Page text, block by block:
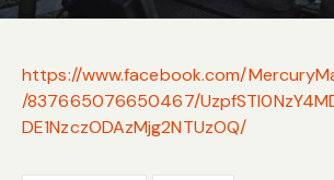
https://www.facebook.com/
/837665076650467/
DE1NzczODAzMjg2NTUzOQ/